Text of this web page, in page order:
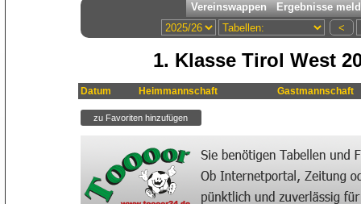
1. Klasse Tirol West
Datum Heimmannschaft Gastmannschaft